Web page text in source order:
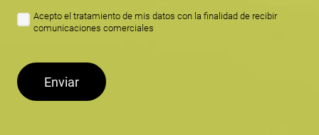
Acepto el tratamiento de mis datos con la finalidad de recibir
comunicaciones comerciales